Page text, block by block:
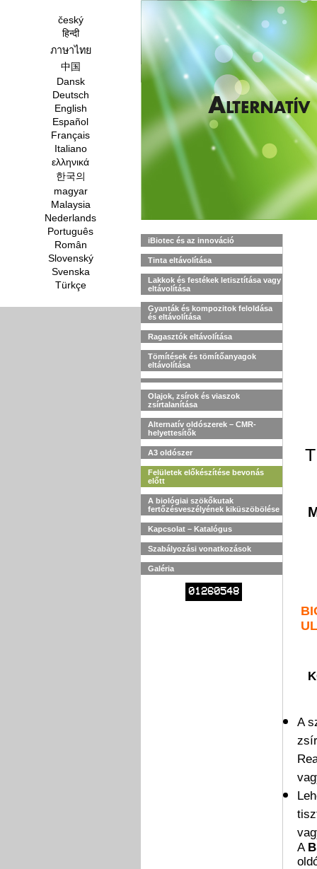
český
हिन्दी
ภาษาไทย
中国
Dansk
Deutsch
English
Español
Français
Italiano
ελληνικά
한국의
magyar
Malaysia
Nederlands
Português
Român
Slovenský
Svenska
Türkçe
iBiotec és az innováció
Tinta eltávolítása
Lakkok és festékek letisztítása vagy
eltávolítása
Gyanták és kompozitok feloldása
és eltávolítása
Ragasztók eltávolítása
Tömítések és tömítőanyagok
eltávolítása
Olajok, zsírok és viaszok
zsírtalanítása
Alternatív oldószerek – CMR-
helyettesítők
A3 oldószer
Felületek előkészítése bevonás
előtt
A biológiai szökőkutak
fertőzésveszélyének kiküszöbölése
Kapcsolat – Katalógus
Szabályozási vonatkozások
Galéria
01260548
A
A